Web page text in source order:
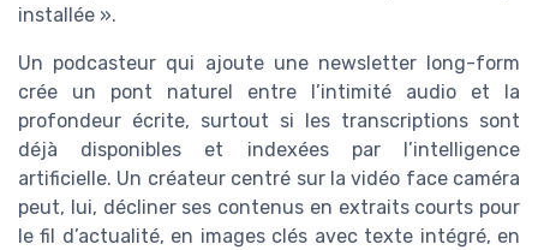
installée ».
Un podcasteur qui ajoute une newsletter long-form
crée un pont naturel entre l’intimité audio et la
profondeur écrite, surtout si les transcriptions sont
déjà disponibles et indexées par l’intelligence
artificielle. Un créateur centré sur la vidéo face caméra
peut, lui, décliner ses contenus en extraits courts pour
le fil d’actualité, en images clés avec texte intégré, en